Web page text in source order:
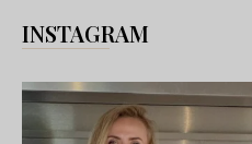
INSTAGRAM